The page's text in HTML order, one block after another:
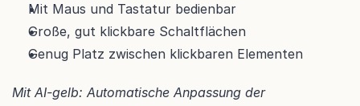
Mit Maus und Tastatur bedienbar
Große, gut klickbare Schaltflächen
Genug Platz zwischen klickbaren Elementen
Mit AI-gelb: Automatische Anpassung der